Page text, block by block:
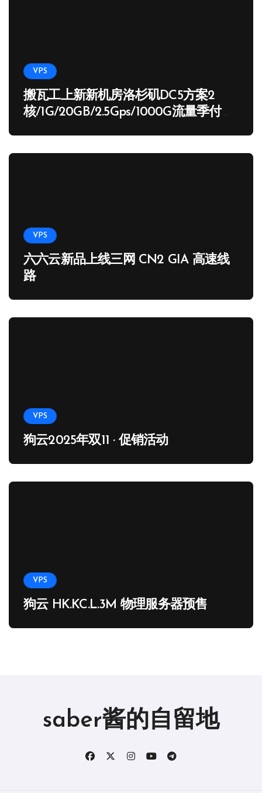
VPS
搬瓦工上新新机房洛杉矶DC5方案2
核/1G/20GB/2.5Gps/1000G流量季付
VPS
六六云新品上线三网 CN2 GIA 高速线
路
VPS
狗云2025年双11 · 促销活动
VPS
狗云 HK.KC.L.3M 物理服务器预售
saber酱的自留地